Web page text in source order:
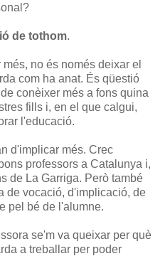
de tothom.
no és només deixar el
com ha anat. És qüestió
conèixer més a fons quina
fills i, en el que calgui,
l'educació.
d'implicar més. Crec
professors a Catalunya i,
de La Garriga. Però també
de vocació, d'implicació, de
pel bé de l'alumne.
se'm va queixar per què
a treballar per poder